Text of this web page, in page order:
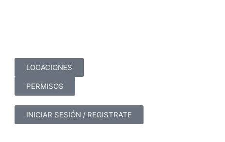
LOCACIONES
PERMISOS
INICIAR SESIÓN / REGISTRATE